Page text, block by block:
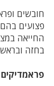
החייאה
בחזה ובראש ו-1